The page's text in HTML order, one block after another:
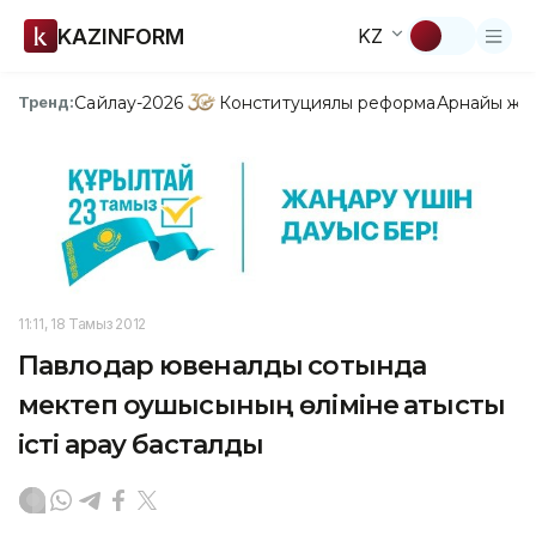
KAZINFORM KZ
Тренд:Сайлау-2026 Конституциялық реформаАрнайы
11:11, 18 Тамыз 2012
Павлодар ювеналдық сотында
мектеп оқушысының өліміне қатысты
істі қарау басталды